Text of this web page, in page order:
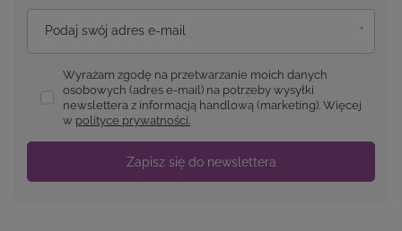
Podaj swój adres e-mail
Wyrażam zgodę na przetwarzanie moich danych
osobowych (adres e-mail) na potrzeby wysyłki
newslettera z informacją handlową (marketing). Więcej
w polityce prywatności.
Zapisz się do newslettera